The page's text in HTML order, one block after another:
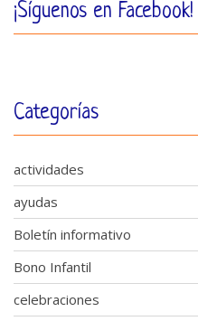
¡Síguenos en Facebook!
Categorías
actividades
ayudas
Boletín informativo
Bono Infantil
celebraciones